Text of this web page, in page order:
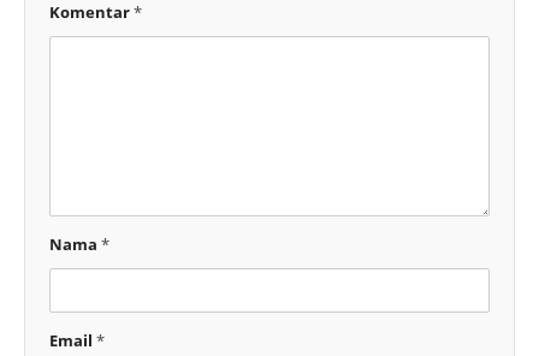
Komentar*
Nama *
Email *